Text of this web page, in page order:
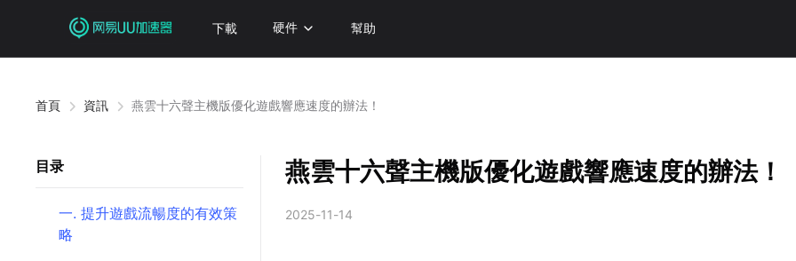
下載 硬件 幫助
首頁 資訊 燕雲十六聲主機版優化遊戲響應速度的辦法！
目录
一. 提升遊戲流暢度的有效策
略
燕雲十六聲主機版優化遊戲響應速度的辦法！
2025-11-14